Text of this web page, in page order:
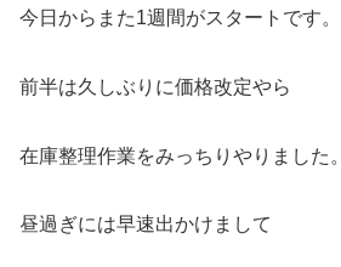
今日からまた1週間がスタートです。
前半は久しぶりに価格改定やら
在庫整理作業をみっちりやりました。
昼過ぎには早速出かけまして